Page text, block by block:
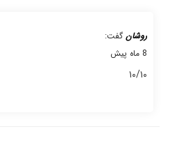
روشان گفت:
8 ماه پیش
۱۰/۱۰